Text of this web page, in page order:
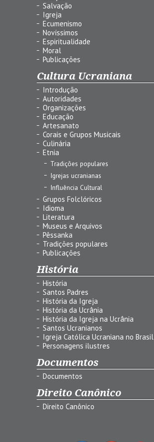
Salvação
Igreja
Ecumenismo
Novíssimos
Espiritualidade
Moral
Publicações
Cultura Ucraniana
Introdução
Autoridades
Organizações
Educação
Artesanato
Corais e Grupos Musicais
Culinária
Etnia
Tradições populares
Igrejas ucranianas
Influência Cultural
Grupos Folclóricos
Idioma
Literatura
Museus e Arquivos
Pêssanka
Tradições populares
Publicações
História
História
Santos Padres
História da Igreja
História da Ucrânia
História da Igreja na Ucrânia
Santos Ucranianos
Igreja Católica Ucraniana no Brasil
Personagens ilustres
Documentos
Documentos
Direito Canônico
Direito Canônico